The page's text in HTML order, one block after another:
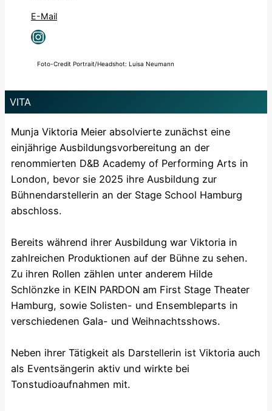
E-Mail
Instagram
Foto-Credit Portrait/Headshot: Luisa Neumann
VITA
Munja Viktoria Meier absolvierte zunächst eine
einjährige Ausbildungsvorbereitung an der
renommierten D&B Academy of Performing Arts in
London, bevor sie 2025 ihre Ausbildung zur
Bühnendarstellerin an der Stage School Hamburg
abschloss.
Bereits während ihrer Ausbildung war Viktoria in
zahlreichen Produktionen auf der Bühne zu sehen.
Zu ihren Rollen zählen unter anderem Hilde
Schlönzke in KEIN PARDON am First Stage Theater
Hamburg, sowie Solisten- und Ensembleparts in
verschiedenen Gala- und Weihnachtsshows.
Neben ihrer Tätigkeit als Darstellerin ist Viktoria auch
als Eventsängerin aktiv und wirkte bei
Tonstudioaufnahmen mit.